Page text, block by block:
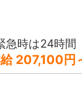
方にぴったり
時は24時間
給：207,100円 職務手当：3,000円 危険手当：